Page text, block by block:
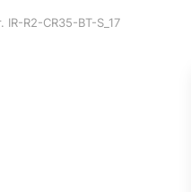
IR-R2-CR35-BT-S_17